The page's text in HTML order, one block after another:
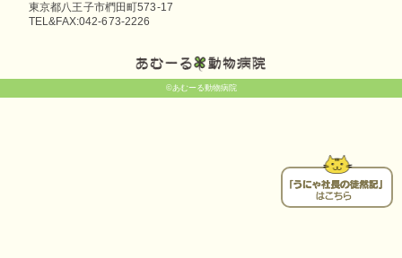
東京都八王子市椚田町573-17
TEL&FAX:042-673-2226
©あむーる動物病院